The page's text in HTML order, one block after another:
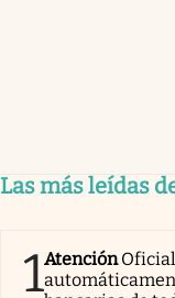
Las más leídas
1Atención